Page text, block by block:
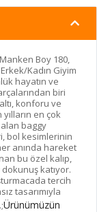
Boy 180,
Kadın Giyim
hayatın ve
biri
konforu ve
en çok
baggy
bol kesimlerinin
anında hareket
bu özel kalıp,
katıyor.
tercih
tasarımıyla
Ürünümüzün